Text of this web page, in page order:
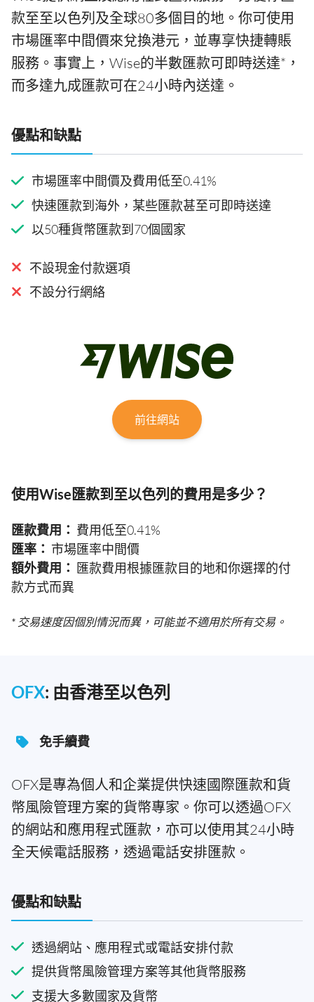
款至至以色列及全球80多個目的地。你可使用
市場匯率中間價來兌換港元，並專享快捷轉賬
服務。事實上，Wise的半數匯款可即時送達*，
而多達九成匯款可在24小時內送達。
優點和缺點
市場匯率中間價及費用低至0.41%
快速匯款到海外，某些匯款甚至可即時送達
以50種貨幣匯款到70個國家
不設現金付款選項
不設分行網絡
前往網站
使用Wise匯款到至以色列的費用是多少？
匯款費用： 費用低至0.41%
匯率： 市場匯率中間價
額外費用： 匯款費用根據匯款目的地和你選擇的付
款方式而異
* 交易速度因個別情況而異，可能並不適用於所有交易。
OFX: 由香港至以色列
免手續費
OFX是專為個人和企業提供快速國際匯款和貨
幣風險管理方案的貨幣專家。你可以透過OFX
的網站和應用程式匯款，亦可以使用其24小時
全天候電話服務，透過電話安排匯款。
優點和缺點
透過網站、應用程式或電話安排付款
提供貨幣風險管理方案等其他貨幣服務
支援大多數國家及貨幣